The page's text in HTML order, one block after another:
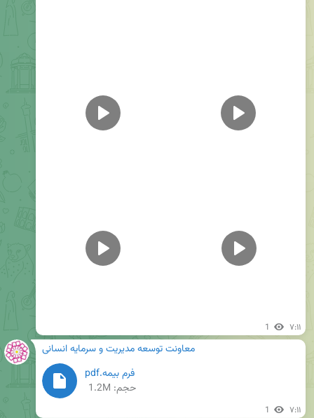
1 ۷:۱۱
معاونت توسعه مدیریت و سرمایه انسانی
فرم بیمه.pdf
حجم: 1.2M
1 ۷:۱۱